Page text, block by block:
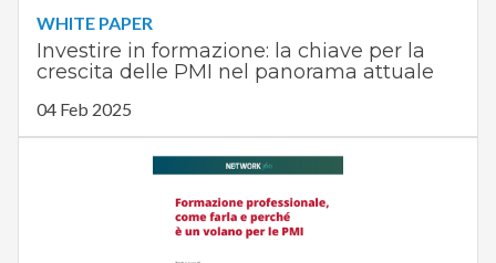
WHITE PAPER
Investire in formazione: la chiave per la
crescita delle PMI nel panorama attuale
04 Feb 2025